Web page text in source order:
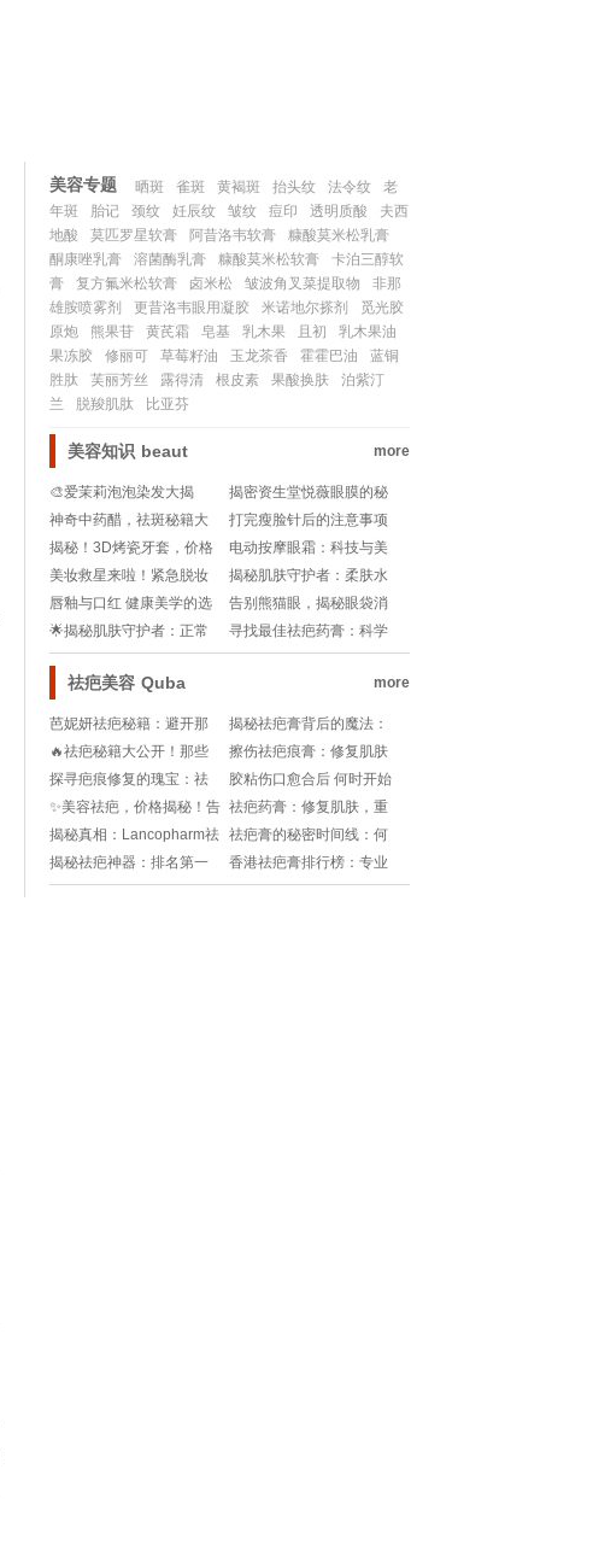
美容专题 晒斑 雀斑 黄褐斑 抬头纹 法令纹
老
年斑
胎记 颈纹 妊辰纹 皱纹 痘印 透明质酸
夫西
地酸
莫匹罗星软膏 阿昔洛韦软膏
糠酸莫米松乳膏
酮康唑乳膏
溶菌酶乳膏 糠酸莫米松软膏
卡泊三醇软
膏
复方氟米松软膏 卤米松 皱波角叉菜提取物
非那
雄胺喷雾剂
更昔洛韦眼用凝胶 米诺地尔搽剂
觅光胶
原炮
熊果苷 黄芪霜 皂基 乳木果 且初
乳木果油
果冻胶
修丽可 草莓籽油 玉龙茶香 霍霍巴油
蓝铜
胜肽
芙丽芳丝 露得清 根皮素 果酸换肤
泊紫汀
兰
脱羧肌肽 比亚芬
美容知识 beaut more
🎨爱茉莉泡泡染发大揭
秘！轻松变身彩虹女孩✨
揭密资生堂悦薇眼膜的秘
密：用后还需卸除吗？💧
👀
神奇中药醋，祛斑秘籍大
揭秘！醋里藏玄机，肌肤
焕新生！
打完瘦脸针后的注意事项
与禁忌
揭秘！3D烤瓷牙套，价格
背后的科技秘密💰🔍
电动按摩眼霜：科技与美
容的完美邂逅!
美妆救星来啦！紧急脱妆
补救大法💄!
揭秘肌肤守护者：柔肤水
执行标准号背后的故事!
唇釉与口红 健康美学的选
择之争
告别熊猫眼，揭秘眼袋消
失大法！眼袋去除, 最有效
方法, 图片揭秘
🌟揭秘肌肤守护者：正常
痣VS黑色素瘤，你真的分
得清吗？🔍
寻找最佳祛疤药膏：科学
验证与用户口碑的双重考
祛疤美容 Quba more
芭妮妍祛疤秘籍：避开那
些隐藏的美丽陷阱!
揭秘祛疤膏背后的魔法：
科学与疗效的神奇碰撞!
🔥祛疤秘籍大公开！那些
年你错过的疤痕救星🔍
擦伤祛疤痕膏：修复肌肤
的秘密武器
探寻疤痕修复的瑰宝：祛
疤药膏品牌推荐
胶粘伤口愈合后 何时开始
使用祛疤膏
✨美容祛疤，价格揭秘！告
别瑕疵不再贵💰✨
祛疤药膏：修复肌肤，重
塑自信的秘密武器
揭秘真相：Lancopharm祛
疤膏，是神药还是“智商
税”？
祛疤膏的秘密时间线：何
时说再见？
揭秘祛疤神器：排名第一
的伤疤修复圣品
香港祛疤膏排行榜：专业
修复，焕发新生